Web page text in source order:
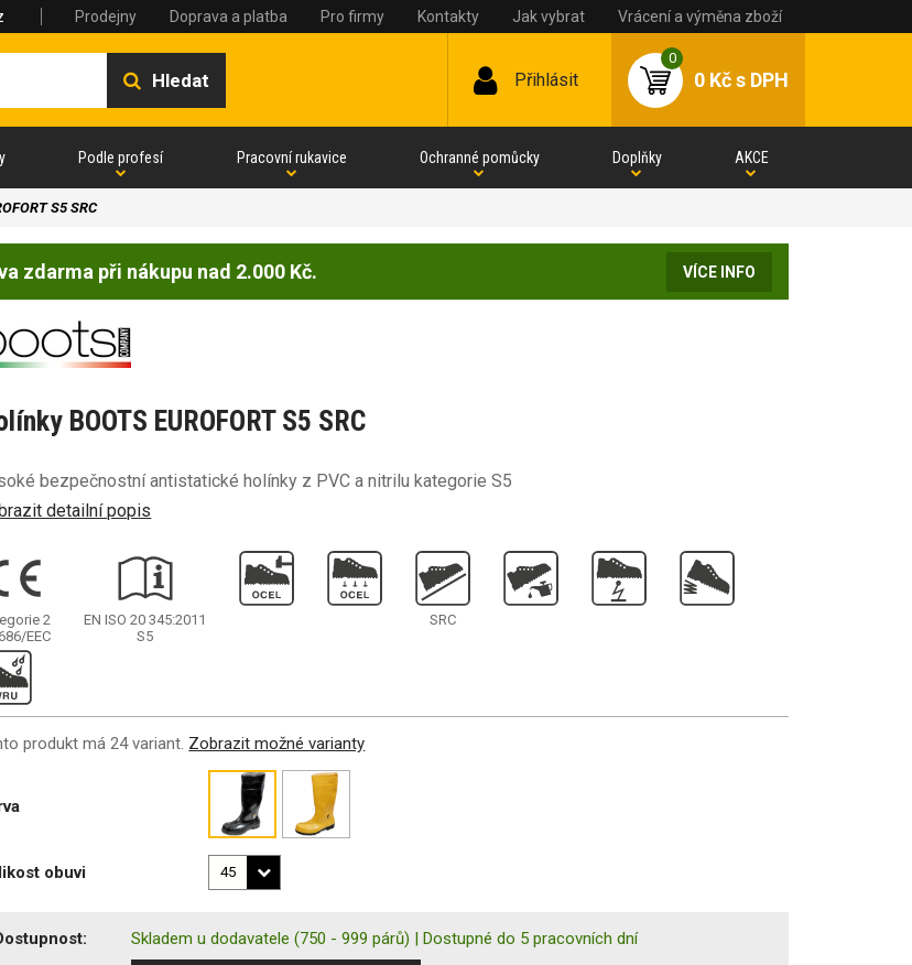
Prodejny Doprava a platba Pro firmy Kontakty Jak vybrat Vrácení a výměna zboží
Hledat Přihlásit
0
0 Kčs DPH
Podle profesí Pracovní rukavice Ochranné pomůcky Doplňky AKCE
S5 SRC
zdarma při nákupu nad 2.000 Kč. VÍCE INFO
BOOTS EUROFORT S5 SRC
bezpečnostní antistatické holínky z PVC a nitrilu kategorie S5
detailní popis
2
EEC
EN ISO 20 345:2011
S5
SRC
produkt má 24 variant. Zobrazit možné varianty
obuvi
Skladem u dodavatele (750 - 999 párů) |Dostupné do 5 pracovních dní